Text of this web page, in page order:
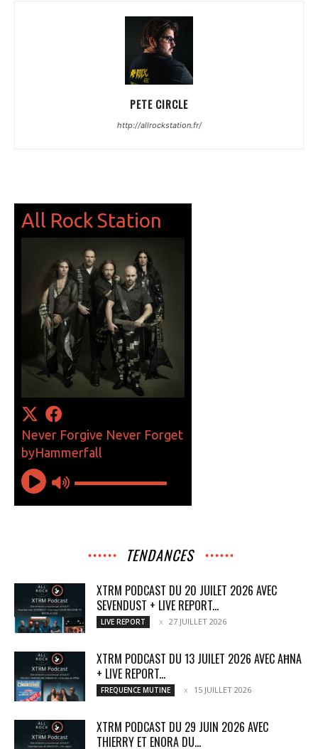
PETE CIRCLE
http://allrockstation.fr/
TENDANCES
XTRM PODCAST DU 20 JUILET 2026 AVEC
SEVENDUST + LIVE REPORT...
LIVE REPORT 27 JUILLET 2026
XTRM PODCAST DU 13 JUILET 2026 AVEC AĦNA
+ LIVE REPORT...
FREQUENCE MUTINE 15 JUILLET 2026
XTRM PODCAST DU 29 JUIN 2026 AVEC
THIERRY ET ENORA DU...